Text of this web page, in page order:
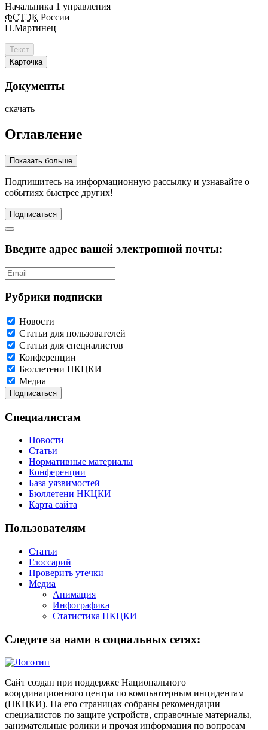
Начальника 1 управления
ФСТЭК России
Н.Мартинец
Текст
Карточка
Документы
скачать
Оглавление
Показать больше
Подпишитесь на информационную рассылку и узнавайте о
событиях быстрее других!
Подписаться
Введите адрес вашей электронной почты:
Рубрики подписки
Новости
Статьи для пользователей
Статьи для специалистов
Конференции
Бюллетени НКЦКИ
Медиа
Специалистам
Новости
Статьи
Нормативные материалы
Конференции
База уязвимостей
Бюллетени НКЦКИ
Карта сайта
Пользователям
Статьи
Глоссарий
Проверить утечки
Медиа
Анимация
Инфографика
Статистика НКЦКИ
Следите за нами в социальных сетях:
Сайт создан при поддержке Национального
координационного центра по компьютерным инцидентам
(НКЦКИ). На его страницах собраны рекомендации
специалистов по защите устройств, справочные материалы,
занимательные ролики и прочая информация по вопросам